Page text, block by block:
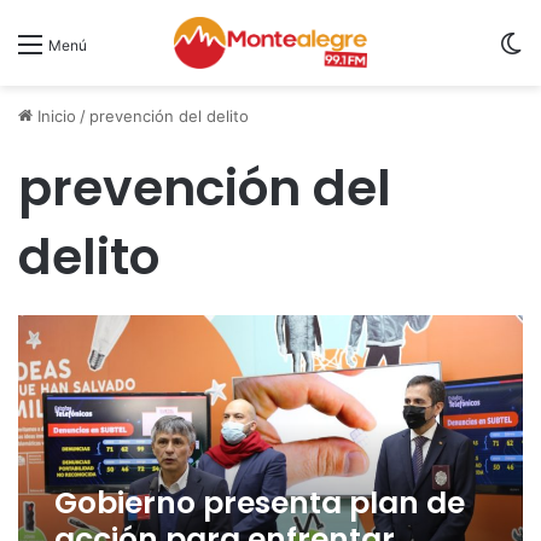
Menú
Inicio / prevención del delito
prevención del
delito
Gobierno presenta plan de